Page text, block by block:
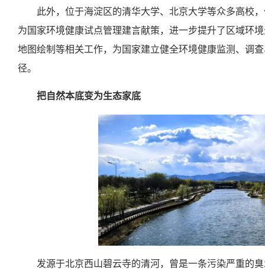
此外，位于海淀区的清华大学、北京大学等众多高校
为国家环境健康试点管理建言献策，进一步提升了区域环
地图绘制等相关工作，为国家建立健全环境健康监测、调
径。
把自然本底变为生态家底
发源于北京西山碧云寺的清河，曾是一条污染严重的